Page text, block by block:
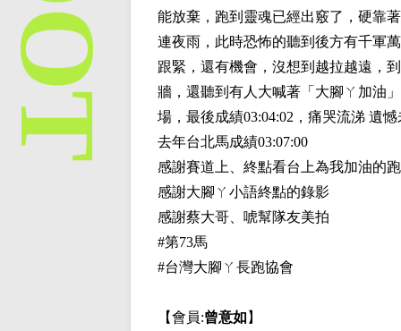
能放棄，跑到靈魂已經出竅了，硬靠
連夜雨，此時恐怖的聽到後方有千軍
跟緊，還有機會，沒想到越拉越遠，
牆，還聽到有人大喊著「大腳ㄚ加油
場，最後成績03:04:02，痛哭流涕 遺
去年台北馬成績03:07:00
感謝賽道上、終點看台上為我加油的
感謝大腳ㄚ小語終點的錄影
感謝蔡大哥、唬幫隊友美拍
#第73馬
#台灣大腳ㄚ長跑協會
【會員:曾意如 】